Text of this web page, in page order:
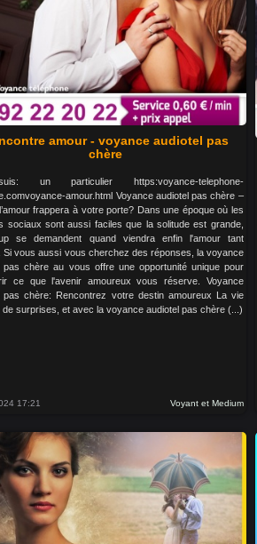
amour - voyance audiotel pas
chère
un particulier https:voyance-telephone-
amour.html Voyance audiotel pas chère –
frappera à votre porte? Dans une époque où les
sociaux sont aussi faciles que la solitude est grande,
se demandent quand viendra enfin l'amour tant
Si vous aussi vous cherchez des réponses, la voyance
pas chère au vous offre une opportunité unique pour
ce que l'avenir amoureux vous réserve. Voyance
pas chère: Rencontrez votre destin amoureux La vie
de surprises, et avec la voyance audiotel pas chère (...)
17:21 Voyant et Medium